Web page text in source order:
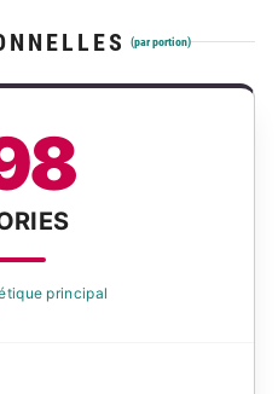
(par portion)
principal